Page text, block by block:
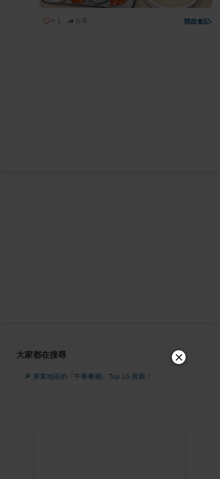
+ 1 分享 開啟食記›
大家都在搜尋
🔎 屏東地區的『午餐餐廳』Top 15 推薦！